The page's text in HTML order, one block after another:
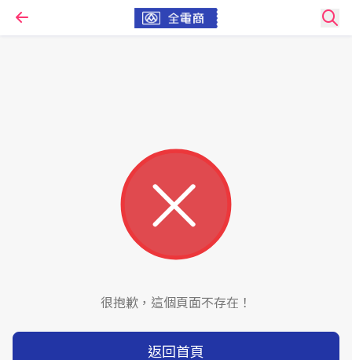
很抱歉，這個頁面不存在！
返回首頁